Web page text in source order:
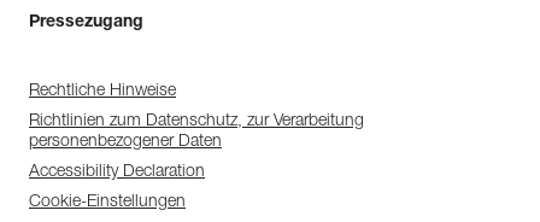
Pressezugang
Rechtliche Hinweise
Richtlinien zum Datenschutz, zur Verarbeitung
personenbezogener Daten
Accessibility Declaration
Cookie-Einstellungen